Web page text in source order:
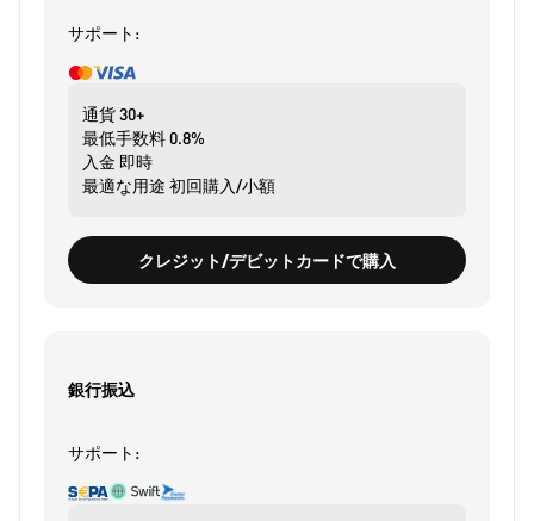
サポート:
通貨30+
最低手数料0.8%
入金 即時
最適な用途 初回購入/小額
クレジット/デビットカードで購入
銀行振込
サポート: